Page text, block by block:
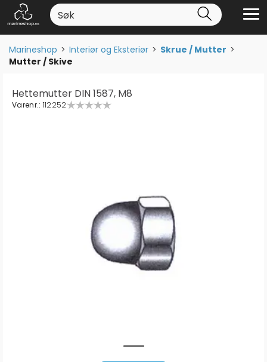
Marineshop>Interiør og Eksteriør>Skrue / Mutter>
Mutter / Skive
Hettemutter DIN 1587, M8
Varenr.: 112252